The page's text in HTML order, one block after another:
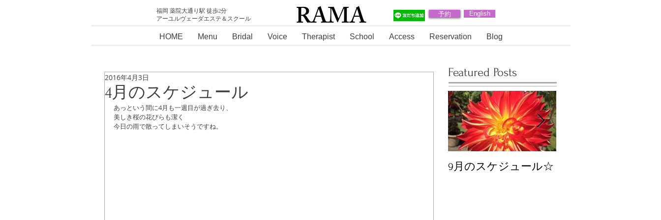
福岡 薬院大通り駅 徒歩2分
アーユルヴェーダエステ＆スクール
RAMA 予約 English
HOME Menu Bridal Voice Therapist School Access Reservation Blog
4月のスケジュール
2016年4月3日
あっという間に4月も一週目が過ぎ去り、
美しき桜の花びらも潔く
今日の雨で散ってしまいそうですね。
Featured Posts
9月のスケジュール☆